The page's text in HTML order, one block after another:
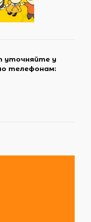
уточняйте у
телефонам: